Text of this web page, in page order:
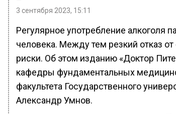
3 сентября 2023, 15:11
Регулярное употребление алкоголя
человека. Между тем резкий отказ
риски. Об этом изданию «Доктор
кафедры фундаментальных
факультета Государственного
Александр Умнов.